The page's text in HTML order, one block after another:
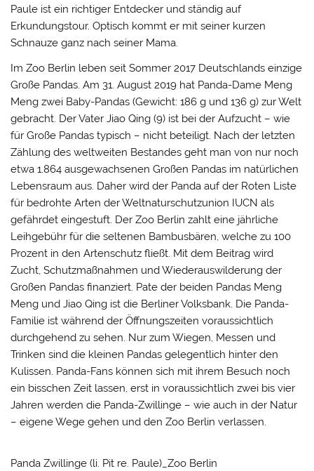
Paule ist ein richtiger Entdecker und ständig auf
Erkundungstour. Optisch kommt er mit seiner kurzen
Schnauze ganz nach seiner Mama.
Im Zoo Berlin leben seit Sommer 2017 Deutschlands einzige
Große Pandas. Am 31. August 2019 hat Panda-Dame Meng
Meng zwei Baby-Pandas (Gewicht: 186 g und 136 g) zur Welt
gebracht. Der Vater Jiao Qing (9) ist bei der Aufzucht – wie
für Große Pandas typisch – nicht beteiligt. Nach der letzten
Zählung des weltweiten Bestandes geht man von nur noch
etwa 1.864 ausgewachsenen Großen Pandas im natürlichen
Lebensraum aus. Daher wird der Panda auf der Roten Liste
für bedrohte Arten der Weltnaturschutzunion IUCN als
gefährdet eingestuft. Der Zoo Berlin zahlt eine jährliche
Leihgebühr für die seltenen Bambusbären, welche zu 100
Prozent in den Artenschutz fließt. Mit dem Beitrag wird
Zucht, Schutzmaßnahmen und Wiederauswilderung der
Großen Pandas finanziert. Pate der beiden Pandas Meng
Meng und Jiao Qing ist die Berliner Volksbank. Die Panda-
Familie ist während der Öffnungszeiten voraussichtlich
durchgehend zu sehen. Nur zum Wiegen, Messen und
Trinken sind die kleinen Pandas gelegentlich hinter den
Kulissen. Panda-Fans können sich mit ihrem Besuch noch
ein bisschen Zeit lassen, erst in voraussichtlich zwei bis vier
Jahren werden die Panda-Zwillinge – wie auch in der Natur
– eigene Wege gehen und den Zoo Berlin verlassen.
Panda Zwillinge (li. Pit re. Paule)_Zoo Berlin